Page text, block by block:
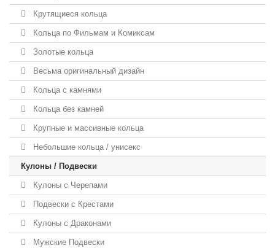
Крутящиеся кольца
Кольца по Фильмам и Комиксам
Золотые кольца
Весьма оригинальный дизайн
Кольца с камнями
Кольца без камней
Крупные и массивные кольца
Небольшие кольца / унисекс
Кулоны / Подвески
Кулоны с Черепами
Подвески с Крестами
Кулоны с Драконами
Мужские Подвески